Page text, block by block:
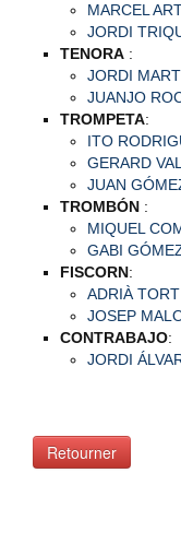
MARCEL
JORDI
TENORA :
JORDI
JUANJO
TROMPETA:
ITO
GERARD
JUAN
TROMBÓN :
MIQUEL
GABI
FISCORN:
ADRIÀ TORT
JOSEP
CONTRABAJO:
JORDI
Retourner